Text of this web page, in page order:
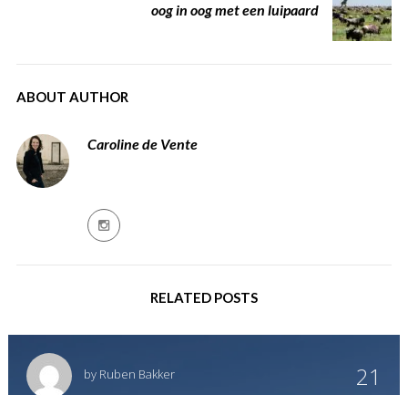
oog in oog met een luipaard
ABOUT AUTHOR
Caroline de Vente
RELATED POSTS
by Ruben Bakker 21